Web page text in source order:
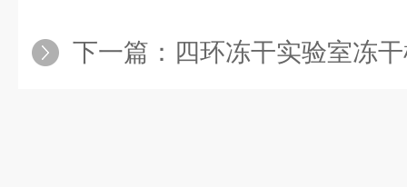
下一篇： 四环冻干实验室冻